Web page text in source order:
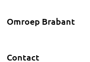
Omroep Brabant
Contact